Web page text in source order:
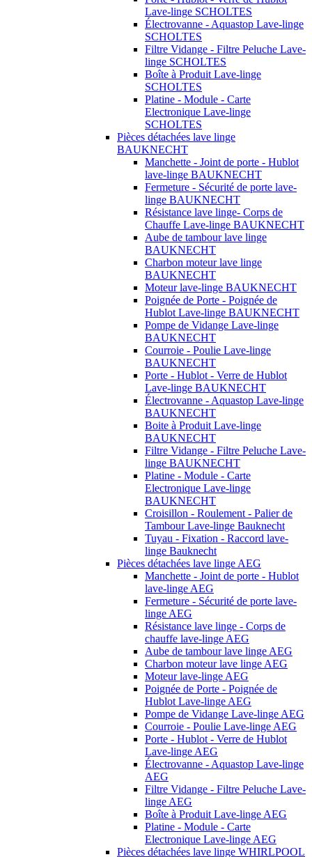
Lave-linge SCHOLTES
Électrovanne - Aquastop Lave-linge
SCHOLTES
Filtre Vidange - Filtre Peluche Lave-
linge SCHOLTES
Boîte à Produit Lave-linge
SCHOLTES
Platine - Module - Carte
Electronique Lave-linge
SCHOLTES
Pièces détachées lave linge
BAUKNECHT
Manchette - Joint de porte - Hublot
lave-linge BAUKNECHT
Fermeture - Sécurité de porte lave-
linge BAUKNECHT
Résistance lave linge- Corps de
Chauffe Lave-linge BAUKNECHT
Aube de tambour lave linge
BAUKNECHT
Charbon moteur lave linge
BAUKNECHT
Moteur lave-linge BAUKNECHT
Poignée de Porte - Poignée de
Hublot Lave-linge BAUKNECHT
Pompe de Vidange Lave-linge
BAUKNECHT
Courroie - Poulie Lave-linge
BAUKNECHT
Porte - Hublot - Verre de Hublot
Lave-linge BAUKNECHT
Électrovanne - Aquastop Lave-linge
BAUKNECHT
Boite à Produit Lave-linge
BAUKNECHT
Filtre Vidange - Filtre Peluche Lave-
linge BAUKNECHT
Platine - Module - Carte
Electronique Lave-linge
BAUKNECHT
Croisillon - Roulement - Palier de
Tambour Lave-linge Bauknecht
Tuyau - Fixation - Raccord lave-
linge Bauknecht
Pièces détachées lave linge AEG
Manchette - Joint de porte - Hublot
lave-linge AEG
Fermeture - Sécurité de porte lave-
linge AEG
Résistance lave linge - Corps de
chauffe lave-linge AEG
Aube de tambour lave linge AEG
Charbon moteur lave linge AEG
Moteur lave-linge AEG
Poignée de Porte - Poignée de
Hublot Lave-linge AEG
Pompe de Vidange Lave-linge AEG
Courroie - Poulie Lave-linge AEG
Porte - Hublot - Verre de Hublot
Lave-linge AEG
Électrovanne - Aquastop Lave-linge
AEG
Filtre Vidange - Filtre Peluche Lave-
linge AEG
Boîte à Produit Lave-linge AEG
Platine - Module - Carte
Electronique Lave-linge AEG
Pièces détachées lave linge WHIRLPOOL